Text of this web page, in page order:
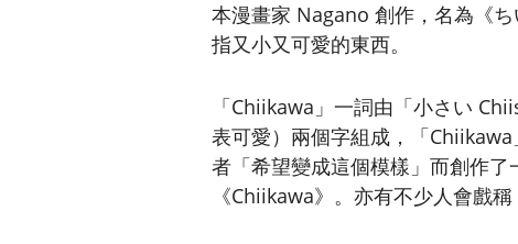
本漫畫家 Nagano 創作，名為《
指又小又可愛的東西。
「Chiikawa」一詞由「小さい
表可愛）兩個字組成，「
者「希望變成這個模樣」而創作
《Chiikawa》。亦有不少人會戲